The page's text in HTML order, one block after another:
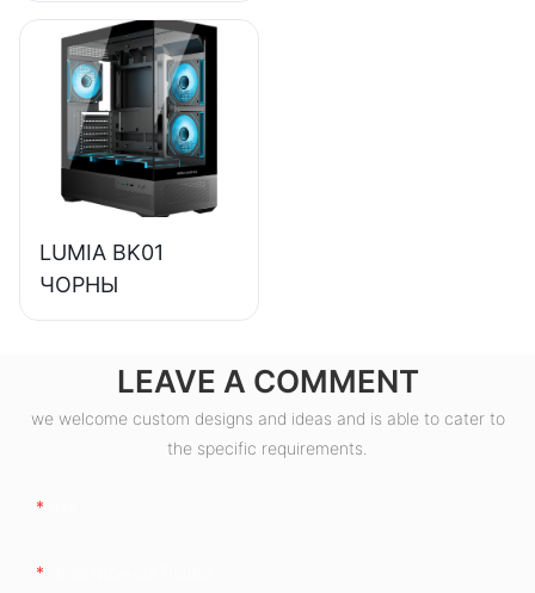
магутнасцю 550
Вт высокай якасці
з эфектыўнасцю
85%,
сертыфікаваны як
80+ Bronze
ESB550W
LUMIA BK01
ЧОРНЫ
LEAVE A COMMENT
we welcome custom designs and ideas and is able to cater to
the specific requirements.